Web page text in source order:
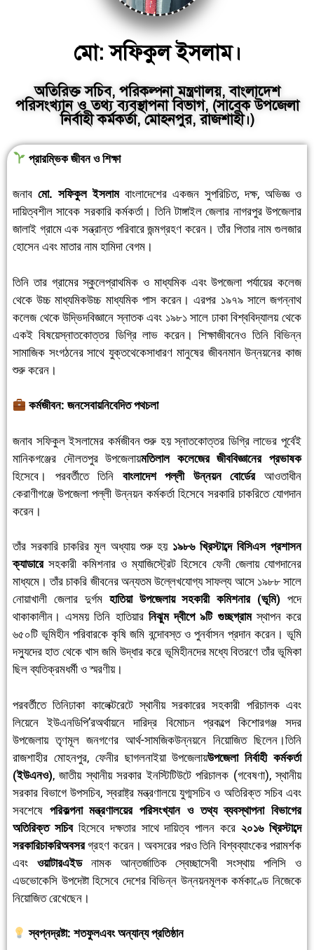
মো: সফিকুল ইসলাম।
অতিরিক্ত সচিব, পরিকল্পনা মন্ত্রণালয়, বাংলাদেশ
পরিসংখ্যান ও তথ্য ব্যবস্থাপনা বিভাগ, (সাবেক উপজেলা
নির্বাহী কর্মকর্তা, মোহনপুর, রাজশাহী।)
প্রারম্ভিক জীবন ও শিক্ষা
জনাব মো. সফিকুল ইসলামবাংলাদেশের একজন সুপরিচিত, দক্ষ, অভিজ্ঞ ও
দায়িত্বশীল সাবেক সরকারি কর্মকর্তা। তিনি টাঙ্গাইল জেলার নাগরপুর উপজেলার
জালাই গ্রামে এক সন্ভ্রান্ত পরিবারে জন্মগ্রহণ করেন। তাঁর পিতার নাম গুলজার
হোসেন এবং মাতার নাম হামিদা বেগম।
তিনি তার গ্রামের স্কুলেপ্রাথমিক ও মাধ্যমিক এবং উপজেলা পর্যায়ের কলেজ
থেকে উচ্চ মাধ্যমিকউচ্চ মাধ্যমিক পাস করেন। এরপর ১৯৭৯ সালে জগন্নাথ
কলেজ থেকে উদ্ভিদবিজ্ঞানে স্নাতক এবং ১৯৮১ সালে ঢাকা বিশ্ববিদ্যালয় থেকে
একই বিষয়েস্নাতকোত্তর ডিগ্রি লাভ করেন। শিক্ষাজীবনেও তিনি বিভিন্ন
সামাজিক সংগঠনের সাথে যুক্তথেকেসাধারণ মানুষের জীবনমান উন্নয়নের কাজ
শুরু করেন।
কর্মজীবন: জনসেবায়নিবেদিত পথচলা
জনাব সফিকুল ইসলামের কর্মজীবন শুরু হয় স্নাতকোত্তর ডিগ্রি লাভের পূর্বেই
মানিকগঞ্জের দৌলতপুর উপজেলায়মতিলাল কলেজের জীববিজ্ঞানের প্রভাষক
হিসেবে। পরবর্তীতে তিনি বাংলাদেশ পল্লী উন্নয়ন বোর্ডেরআওতাধীন
কেরাণীগঞ্জে উপজেলা পল্লী উন্নয়ন কর্মকর্তা হিসেবে সরকারি চাকরিতে যোগদান
করেন।
তাঁর সরকারি চাকরির মূল অধ্যায় শুরু হয় ১৯৮৬ খ্রিস্টাব্দে বিসিএস প্রশাসন
ক্যাডারেসহকারী কমিশনার ও ম্যাজিস্ট্রেট হিসেবে ফেনী জেলায় যোগদানের
মাধ্যমে। তাঁর চাকরি জীবনের অন্যতম উল্লেখযোগ্য সাফল্য আসে ১৯৮৮ সালে
নোয়াখালী জেলার দুর্গম হাতিয়া উপজেলায় সহকারী কমিশনার (ভূমি) পদে
থাকাকালীন। এসময় তিনি হাতিয়ার নিঝুম দ্বীপে ৯টি গুচ্ছগ্রামস্থাপন করে
৬৫০টি ভূমিহীন পরিবারকে কৃষি জমি বন্দোবস্ত ও পুনর্বাসন প্রদান করেন। ভূমি
দস্যুদের হাত থেকে খাস জমি উদ্ধার করে ভূমিহীনদের মধ্যে বিতরণে তাঁর ভূমিকা
ছিল ব্যতিক্রমধর্মী ও স্মরণীয়।
পরবর্তীতে তিনিঢাকা কালেক্টরেটে স্থানীয় সরকারের সহকারী পরিচালক এবং
লিয়েনে ইউএনডিপি’রঅর্থায়নে দারিদ্র বিমোচন প্রকল্পে কিশোরগঞ্জ সদর
উপজেলায় তৃণমূল জনগণের আর্থ-সামজিকউন্নয়নে নিয়োজিত ছিলেন।তিনি
রাজশাহীর মোহনপুর, ফেনীর ছাগলনাইয়া উপজেলায়উপজেলা নির্বাহী কর্মকর্তা
(ইউএনও), জাতীয় স্থানীয় সরকার ইনস্টিটিউটে পরিচালক (গবেষণা), স্থানীয়
সরকার বিভাগে উপসচিব, স্বরাষ্ট্র মন্ত্রণালয়ে যুগ্মসচিব ও অতিরিক্ত সচিব এবং
সবশেষে পরিকল্পনা মন্ত্রণালয়ের পরিসংখ্যান ও তথ্য ব্যবস্থাপনা বিভাগের
অতিরিক্ত সচিবহিসেবে দক্ষতার সাথে দায়িত্ব পালন করে২০১৬ খ্রিস্টাব্দে
সরকারিচাকরিঅবসরগ্রহণ করেন। অবসরের পরও তিনি বিশ্বব্যাংকের পরামর্শক
এবং ওয়াটারএইডনামক আন্তর্জাতিক স্বেচ্ছাসেবী সংস্থায় পলিসি ও
এডভোকেসি উপদেষ্টা হিসেবে দেশের বিভিন্ন উন্নয়নমূলক কর্মকাণ্ডে নিজেকে
নিয়োজিত রেখেছেন।
স্বপ্নদ্রষ্টা: শতফুলএবং অন্যান্য প্রতিষ্ঠান